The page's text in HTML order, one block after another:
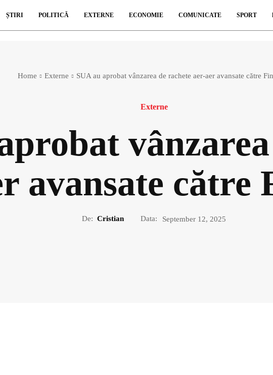
ȘTIRI POLITICĂ EXTERNE ECONOMIE COMUNICATE SPORT
Home Externe SUA au aprobat vânzarea de rachete aer-aer avansate către
Externe
avansate către
De: Cristian Data: September 12, 2025